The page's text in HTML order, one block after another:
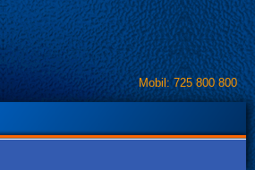
Mobil: 725 800 800